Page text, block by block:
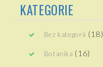
KATEGORIE
Bez kategorii (18)
Botanika (16)